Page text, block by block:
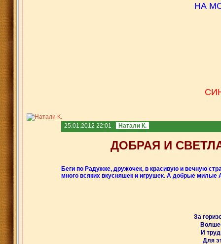
НА
25.01.2012 22:01 Натали К.
ДОБРАЯ И
Беги по Радужке, дружочек, в красивую и вечную
много всяких вкусняшек и игрушек. А добрые
За
И
Для